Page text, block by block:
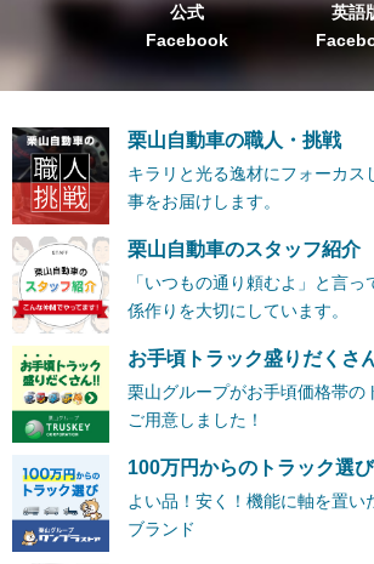
公式
Facebook
英語
栗山自動車の職人・挑戦
キラリと光る逸材にフォーカス
事をお届けします。
栗山自動車のスタッフ紹介
「いつもの通り頼むよ」と言
係作りを大切にしています。
お手頃トラック盛りだくさ
栗山グループがお手頃価格帯の
ご用意しました！
100万円からのトラック選び
よい品！安く！機能に軸を置い
ブランド